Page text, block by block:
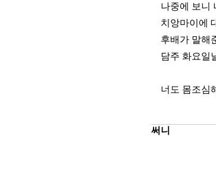
나중에 보니
치앙마이에
후배가 말해
담주 화요일
너도 몸조심
써니